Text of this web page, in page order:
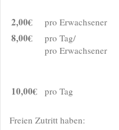
2,00€ pro Erwachsener
8,00€
pro Tag/
pro Erwachsener
10,00€ pro Tag
Freien Zutritt haben: